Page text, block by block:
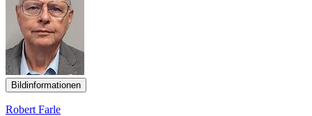
Bildinformationen
Robert Farle